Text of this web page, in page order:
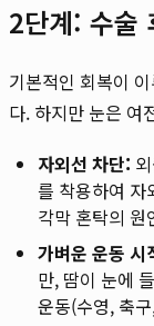
2단계: 수술
기본적인 회복이
다. 하지만 눈은 여
자외선 차단:
를 착용하여 자
각막 혼탁의 원
가벼운 운동 시
만, 땀이 눈에
운동(수영, 축